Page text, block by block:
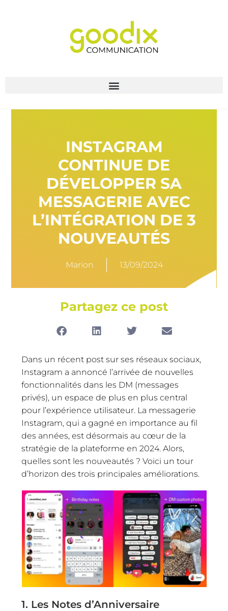
INSTAGRAM
CONTINUE DE
DÉVELOPPER SA
MESSAGERIE AVEC
L’INTÉGRATION DE 3
NOUVEAUTÉS
Marion 13/09/2024
Partagez ce post
Dans un récent post sur ses réseaux sociaux,
Instagram a annoncé l’arrivée de nouvelles
fonctionnalités dans les DM (messages
privés), un espace de plus en plus central
pour l’expérience utilisateur. La messagerie
Instagram, qui a gagné en importance au fil
des années, est désormais au cœur de la
stratégie de la plateforme en 2024. Alors,
quelles sont les nouveautés ? Voici un tour
d’horizon des trois principales améliorations.
1. Les Notes d’Anniversaire